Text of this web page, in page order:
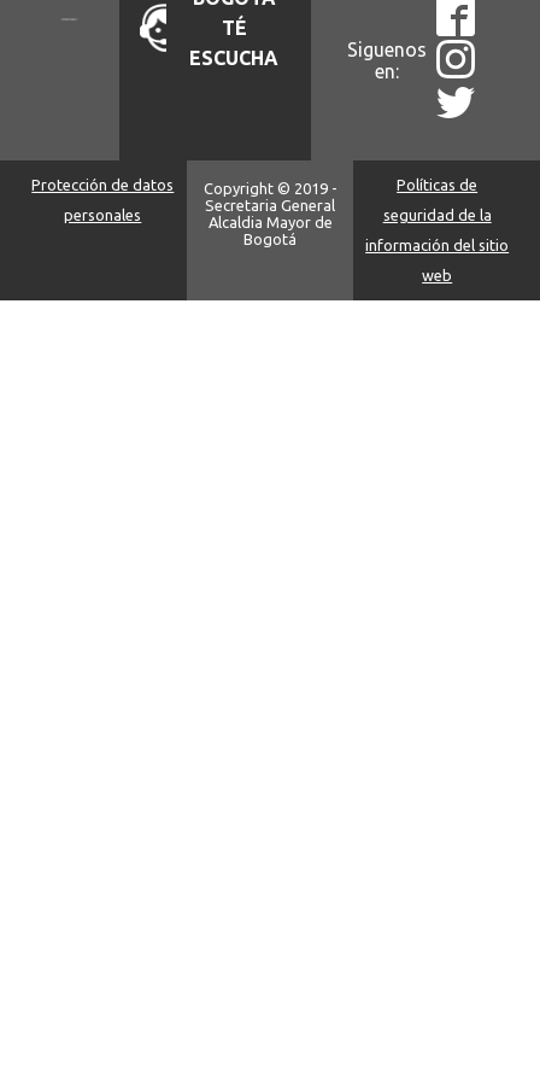
TÉ
ESCUCHA
Siguenos
en:
Protección de datos
personales
Copyright © 2019 -
Secretaria General
Alcaldia Mayor de
Bogotá
Políticas de
seguridad de la
información del sitio
web